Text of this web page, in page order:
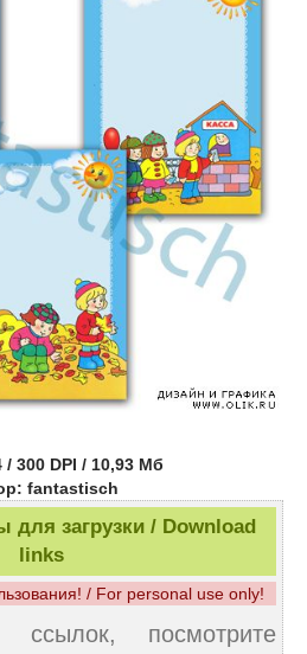
/ 300 DPI / 10,93 Мб
fantastisch
загрузки / Download
links
/ For personal use only!
ссылок, посмотрите